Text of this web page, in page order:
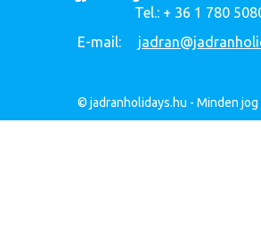
Tel.: + 36 1 780
E-mail:
© jadranholidays.hu - Minden